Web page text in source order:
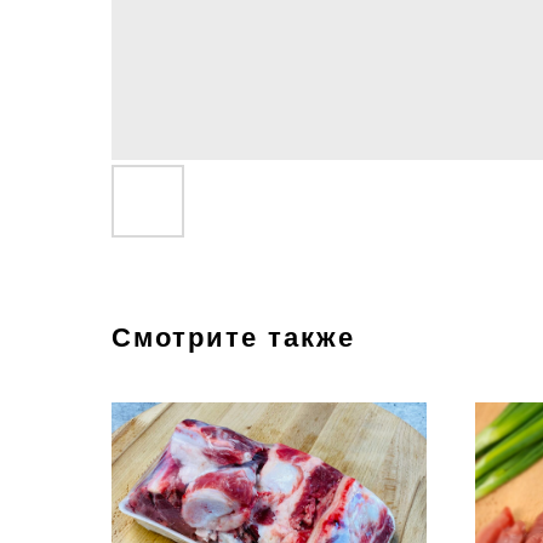
Смотрите также